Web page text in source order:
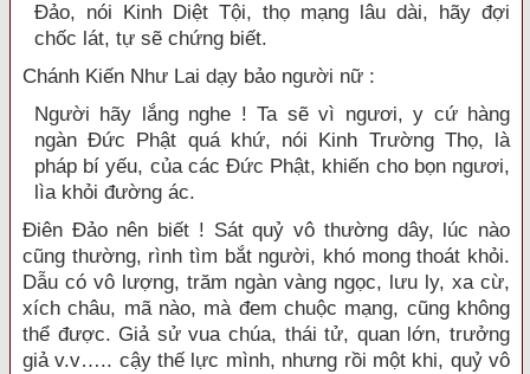
Đảo, nói Kinh Diệt Tội, thọ mạng lâu dài, hãy đợi
chốc lát, tự sẽ chứng biết.
Chánh Kiến Như Lai dạy bảo người nữ :
Người hãy lắng nghe ! Ta sẽ vì ngươi, y cứ hàng
ngàn Đức Phật quá khứ, nói Kinh Trường Thọ, là
pháp bí yếu, của các Đức Phật, khiến cho bọn ngươi,
lìa khỏi đường ác.
Điên Đảo nên biết ! Sát quỷ vô thường dây, lúc nào
cũng thường, rình tìm bắt người, khó mong thoát khỏi.
Dẫu có vô lượng, trăm ngàn vàng ngọc, lưu ly, xa cừ,
xích châu, mã nào, mà đem chuộc mạng, cũng không
thể được. Giả sử vua chúa, thái tử, quan lớn, trưởng
giả v.v….. cậy thế lực mình, nhưng rồi một khi, quỷ vô